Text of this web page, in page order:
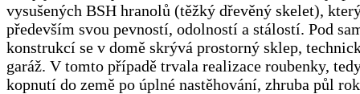
vysušených BSH hranolů (těžký dřevěný skelet),
především svou pevností, odolností a stálostí. Pod
konstrukcí se v domě skrývá prostorný sklep,
garáž. V tomto případě trvala realizace roubenky,
kopnutí do země po úplné nastěhování, zhruba půl